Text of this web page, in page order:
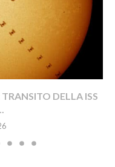
DELLA ISS